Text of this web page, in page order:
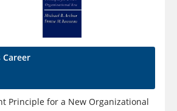
Career
Principle for a New Organizational